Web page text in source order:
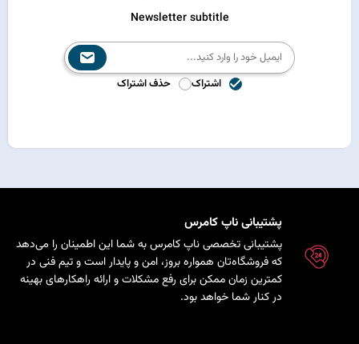
Newsletter subtitle
اشتراک حذف اشتراک
پشتیبانی ناپ کامرس
پشتیبانی تخصصی ناپ کامرس به شما این اطمینان را می‌دهد
که فروشگاه‌تان همواره بروز، امن و پایدار است و تیم فنی در
کمترین زمان ممکن برای رفع مشکلات و ارائه راهکارهای بهینه
در کنار شما خواهد بود.